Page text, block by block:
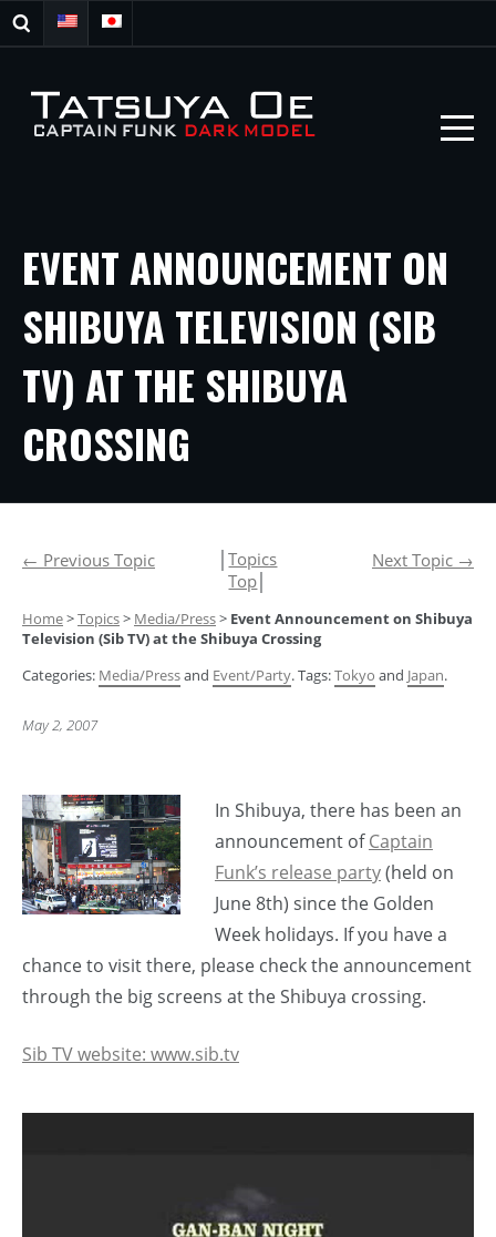
EVENT ANNOUNCEMENT ON
SHIBUYA TELEVISION (SIB
TV) AT THE SHIBUYA
CROSSING
← Previous Topic │Topics
Top
Next Topic →
Home>Topics> Media/Press> Event Announcement on Shibuya
Television (Sib TV) at the Shibuya Crossing
Categories: Media/Pressand Event/Party. Tags:Tokyo and Japan.
May 2, 2007
In Shibuya, there has been an
announcement ofCaptain
Funk’s release party(held on
June 8th) since the Golden
Week holidays. If you have a
chance to visit there, please check the announcement
through the big screens at the Shibuya crossing.
Sib TV website: www.sib.tv